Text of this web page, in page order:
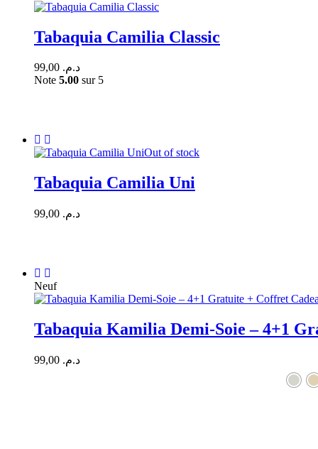
Tabaquia Camilia Classic
د.م.
Note 5.00 sur 5
Out of stock
Tabaquia Camilia Uni
د.م.
Neuf
Tabaquia Kamilia Demi-Soie – 4+1
د.م.